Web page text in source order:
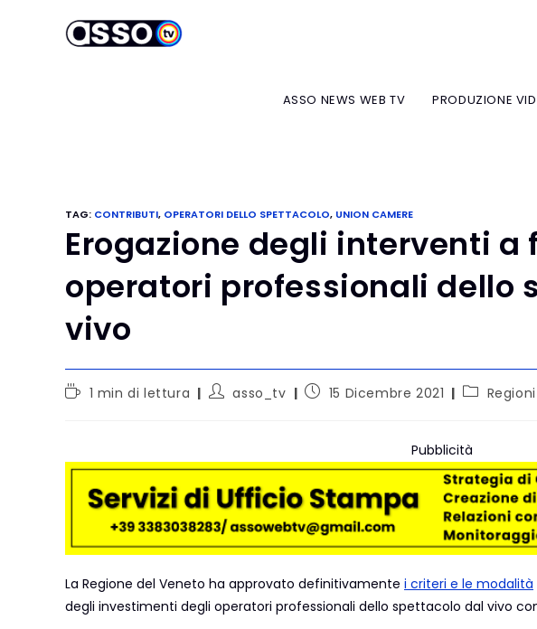
ASSO NEWS WEB TV PRODUZIONE
TAG: CONTRIBUTI, OPERATORI DELLO SPETTACOLO, UNION CAMERE
Erogazione degli interventi a
operatori professionali dello
vivo
1 min di lettura asso_tv 15 Dicembre 2021
Pubblicità
La Regione del Veneto ha approvato definitivamente i criteri e le modalità
degli investimenti degli operatori professionali dello spettacolo dal vivo